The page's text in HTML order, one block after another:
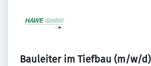
Bauleiter im Tiefbau (m/w/d)